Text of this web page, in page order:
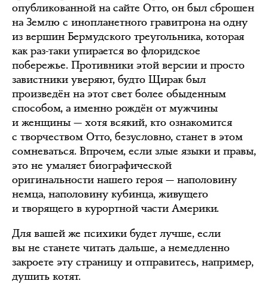
опубликованной на сайте Отто, он был сброшен
на Землю с инопланетного гравитрона на одну
из вершин Бермудского треугольника, которая
как раз-таки упирается во флоридское
побережье. Противники этой версии и просто
завистники уверяют, будто Щирак был
произведён на этот свет более обыденным
способом, а именно рождён от мужчины
и женщины — хотя всякий, кто ознакомится
с творчеством Отто, безусловно, станет в этом
сомневаться. Впрочем, если злые языки и правы,
это не умаляет биографической
оригинальности нашего героя — наполовину
немца, наполовину кубинца, живущего
и творящего в курортной части Америки.
Для вашей же психики будет лучше, если
вы не станете читать дальше, а немедленно
закроете эту страницу и отправитесь, например,
душить котят.